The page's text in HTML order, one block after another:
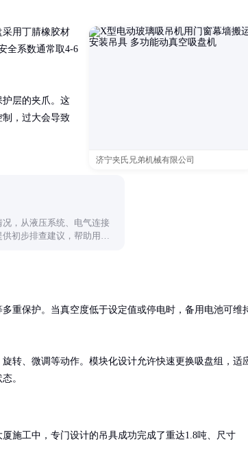
济宁夹氏兄弟机械有限公司
用丁腈橡胶材
全系数通常取4-6
层的夹爪。这
，过大会导致
，从液压系统、电气连接
初步排查建议，帮助用户
重保护。当真空度低于设定值或停电时，备用电池可维
转、微调等动作。模块化设计允许快速更换吸盘组，适
。
施工中，专门设计的吊具成功完成了重达1.8吨、尺寸